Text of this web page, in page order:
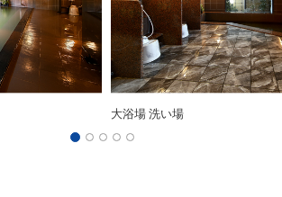
大浴場 洗い場